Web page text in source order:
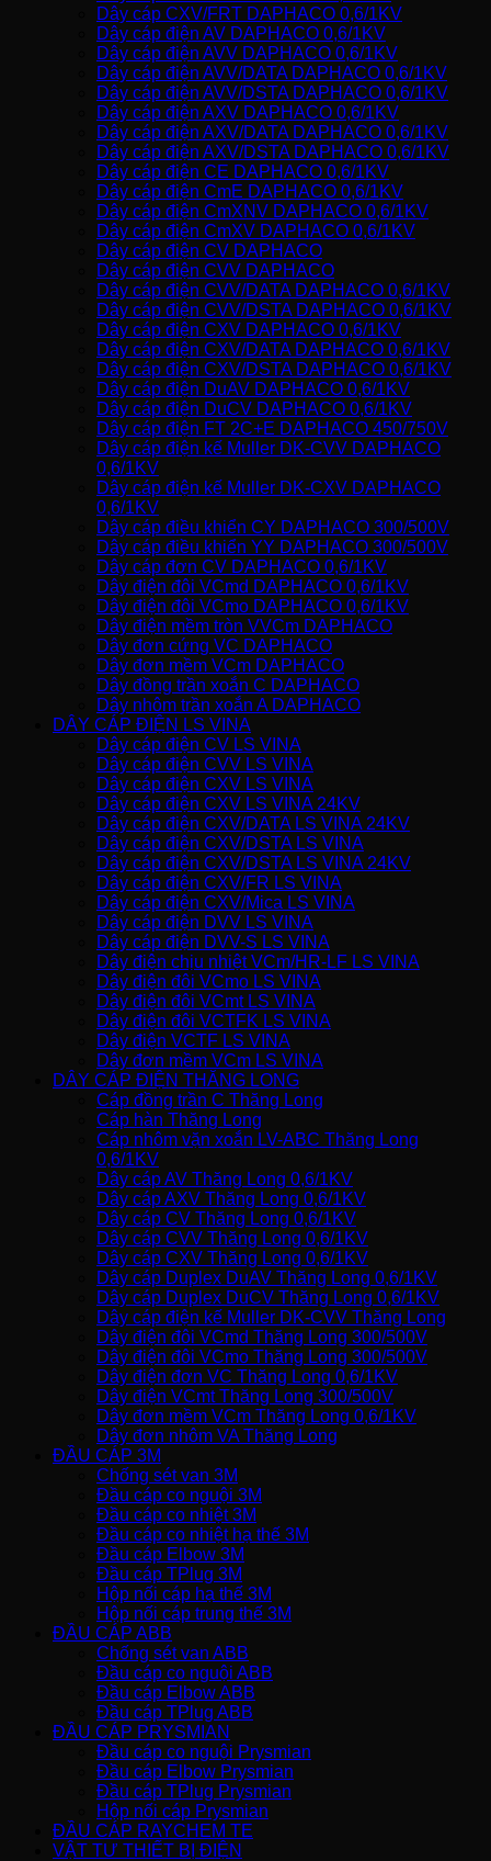
Dây cáp CXV/FRT DAPHACO 0,6/1KV
Dây cáp điện AV DAPHACO 0,6/1KV
Dây cáp điện AVV DAPHACO 0,6/1KV
Dây cáp điện AVV/DATA DAPHACO 0,6/1KV
Dây cáp điện AVV/DSTA DAPHACO 0,6/1KV
Dây cáp điện AXV DAPHACO 0,6/1KV
Dây cáp điện AXV/DATA DAPHACO 0,6/1KV
Dây cáp điện AXV/DSTA DAPHACO 0,6/1KV
Dây cáp điện CE DAPHACO 0,6/1KV
Dây cáp điện CmE DAPHACO 0,6/1KV
Dây cáp điện CmXNV DAPHACO 0,6/1KV
Dây cáp điện CmXV DAPHACO 0,6/1KV
Dây cáp điện CV DAPHACO
Dây cáp điện CVV DAPHACO
Dây cáp điện CVV/DATA DAPHACO 0,6/1KV
Dây cáp điện CVV/DSTA DAPHACO 0,6/1KV
Dây cáp điện CXV DAPHACO 0,6/1KV
Dây cáp điện CXV/DATA DAPHACO 0,6/1KV
Dây cáp điện CXV/DSTA DAPHACO 0,6/1KV
Dây cáp điện DuAV DAPHACO 0,6/1KV
Dây cáp điện DuCV DAPHACO 0,6/1KV
Dây cáp điện FT 2C+E DAPHACO 450/750V
Dây cáp điện kế Muller DK-CVV DAPHACO
0,6/1KV
Dây cáp điện kế Muller DK-CXV DAPHACO
0,6/1KV
Dây cáp điều khiển CY DAPHACO 300/500V
Dây cáp điều khiển YY DAPHACO 300/500V
Dây cáp đơn CV DAPHACO 0,6/1KV
Dây điện đôi VCmd DAPHACO 0,6/1KV
Dây điện đôi VCmo DAPHACO 0,6/1KV
Dây điện mềm tròn VVCm DAPHACO
Dây đơn cứng VC DAPHACO
Dây đơn mềm VCm DAPHACO
Dây đồng trần xoắn C DAPHACO
Dây nhôm trần xoắn A DAPHACO
DÂY CÁP ĐIỆN LS VINA
Dây cáp điện CV LS VINA
Dây cáp điện CVV LS VINA
Dây cáp điện CXV LS VINA
Dây cáp điện CXV LS VINA 24KV
Dây cáp điện CXV/DATA LS VINA 24KV
Dây cáp điện CXV/DSTA LS VINA
Dây cáp điện CXV/DSTA LS VINA 24KV
Dây cáp điện CXV/FR LS VINA
Dây cáp điện CXV/Mica LS VINA
Dây cáp điện DVV LS VINA
Dây cáp điện DVV-S LS VINA
Dây điện chịu nhiệt VCm/HR-LF LS VINA
Dây điện đôi VCmo LS VINA
Dây điện đôi VCmt LS VINA
Dây điện đôi VCTFK LS VINA
Dây điện VCTF LS VINA
Dây đơn mềm VCm LS VINA
DÂY CÁP ĐIỆN THĂNG LONG
Cáp đồng trần C Thăng Long
Cáp hàn Thăng Long
Cáp nhôm vặn xoắn LV-ABC Thăng Long
0,6/1KV
Dây cáp AV Thăng Long 0,6/1KV
Dây cáp AXV Thăng Long 0,6/1KV
Dây cáp CV Thăng Long 0,6/1KV
Dây cáp CVV Thăng Long 0,6/1KV
Dây cáp CXV Thăng Long 0,6/1KV
Dây cáp Duplex DuAV Thăng Long 0,6/1KV
Dây cáp Duplex DuCV Thăng Long 0,6/1KV
Dây cáp điện kế Muller DK-CVV Thăng Long
Dây điện đôi VCmd Thăng Long 300/500V
Dây điện đôi VCmo Thăng Long 300/500V
Dây điện đơn VC Thăng Long 0,6/1KV
Dây điện VCmt Thăng Long 300/500V
Dây đơn mềm VCm Thăng Long 0,6/1KV
Dây đơn nhôm VA Thăng Long
ĐẦU CÁP 3M
Chống sét van 3M
Đầu cáp co nguội 3M
Đầu cáp co nhiệt 3M
Đầu cáp co nhiệt hạ thế 3M
Đầu cáp Elbow 3M
Đầu cáp TPlug 3M
Hộp nối cáp hạ thế 3M
Hộp nối cáp trung thế 3M
ĐẦU CÁP ABB
Chống sét van ABB
Đầu cáp co nguội ABB
Đầu cáp Elbow ABB
Đầu cáp TPlug ABB
ĐẦU CÁP PRYSMIAN
Đầu cáp co nguội Prysmian
Đầu cáp Elbow Prysmian
Đầu cáp TPlug Prysmian
Hộp nối cáp Prysmian
ĐẦU CÁP RAYCHEM TE
VẬT TƯ THIẾT BỊ ĐIỆN